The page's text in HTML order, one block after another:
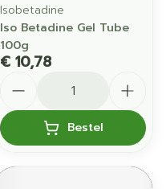
Isobetadine
Iso Betadine Gel Tube
100g
€ 10,78
Bestel